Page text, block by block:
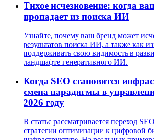
Тихое исчезновение: когда
пропадает из поиска ИИ
Узнайте, почему ваш бренд может
результатов поиска ИИ, а также как
поддерживать свою видимость в
ландшафте генеративного ИИ.
Когда SEO становится
смена парадигмы в
2026 году
В статье рассматривается переход
стратегии оптимизации к цифровой